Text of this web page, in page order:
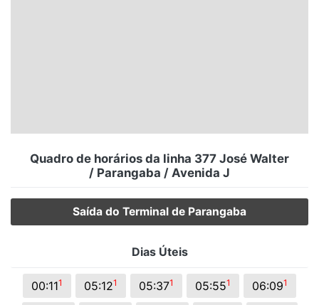
Quadro de horários da linha 377 José Walter
/ Parangaba / Avenida J
Saída do Terminal de Parangaba
Dias Úteis
00:111 05:121 05:371 05:551 06:091